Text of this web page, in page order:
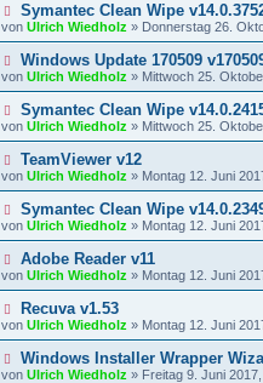
Symantec Clean Wipe
von Ulrich Wiedholz » Donnerstag 26.
Windows Update 170509
von Ulrich Wiedholz » Mittwoch 25.
Symantec Clean Wipe
von Ulrich Wiedholz » Mittwoch 25.
TeamViewer v12
von Ulrich Wiedholz » Montag 12. Juni
Symantec Clean Wipe
von Ulrich Wiedholz » Montag 12. Juni
Adobe Reader v11
von Ulrich Wiedholz » Montag 12. Juni
Recuva v1.53
von Ulrich Wiedholz » Montag 12. Juni
Windows Installer Wrapper
von Ulrich Wiedholz » Freitag 9. Juni